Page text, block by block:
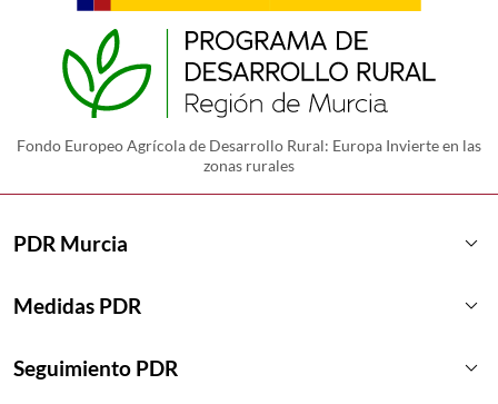
Fondo Europeo Agrícola de Desarrollo Rural: Europa Invierte en las
zonas rurales
PDR Murcia keyboard_arrow_down
Medidas PDR keyboard_arrow_down
Seguimiento PDR keyboard_arrow_down